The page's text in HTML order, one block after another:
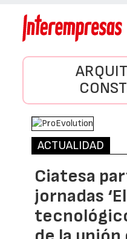
ACTUALIDAD
Ciatesa
jornadas